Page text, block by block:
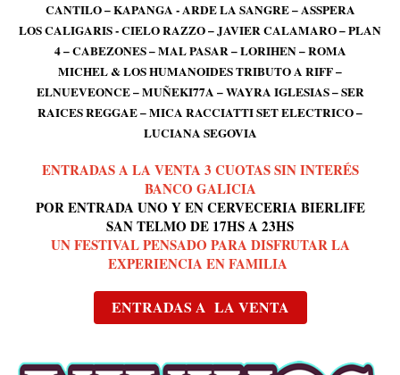
LOS CALIGARIS - CIELO RAZZO – JAVIER CALAMARO – PLAN
4 – CABEZONES – MAL PASAR – LORIHEN – ROMA
MICHEL & LOS HUMANOIDES TRIBUTO A RIFF –
ELNUEVEONCE – MUÑEKI77A – WAYRA IGLESIAS – SER
RAICES REGGAE – MICA RACCIATTI SET ELECTRICO –
LUCIANA SEGOVIA
BANCO GALICIA
POR ENTRADA UNO Y EN CERVECERIA BIERLIFE
SAN TELMO DE 17HS A 23HS
UN FESTIVAL PENSADO PARA DISFRUTAR LA
EXPERIENCIA EN FAMILIA
ENTRADAS A LA VENTA